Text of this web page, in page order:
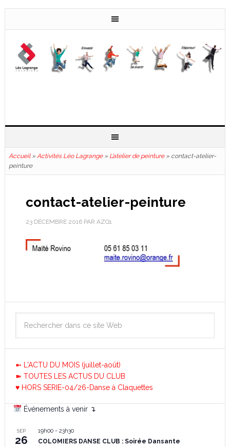
Accueil» Activités Léo Lagrange» L’atelier de peinture» contact-atelier-
peinture
contact-atelier-peinture
23 DÉCEMBRE 2016PAR AZQ1
➼ L'ACTU DU MOIS (juillet-août)
➽ TOUTES LES ACTUS DU CLUB
♥ HORS SERIE-04/26-Danse à Claquettes
Événements à venir ↴
SEP
26
19h00- 23h30
COLOMIERS DANSE CLUB : Soirée Dansante